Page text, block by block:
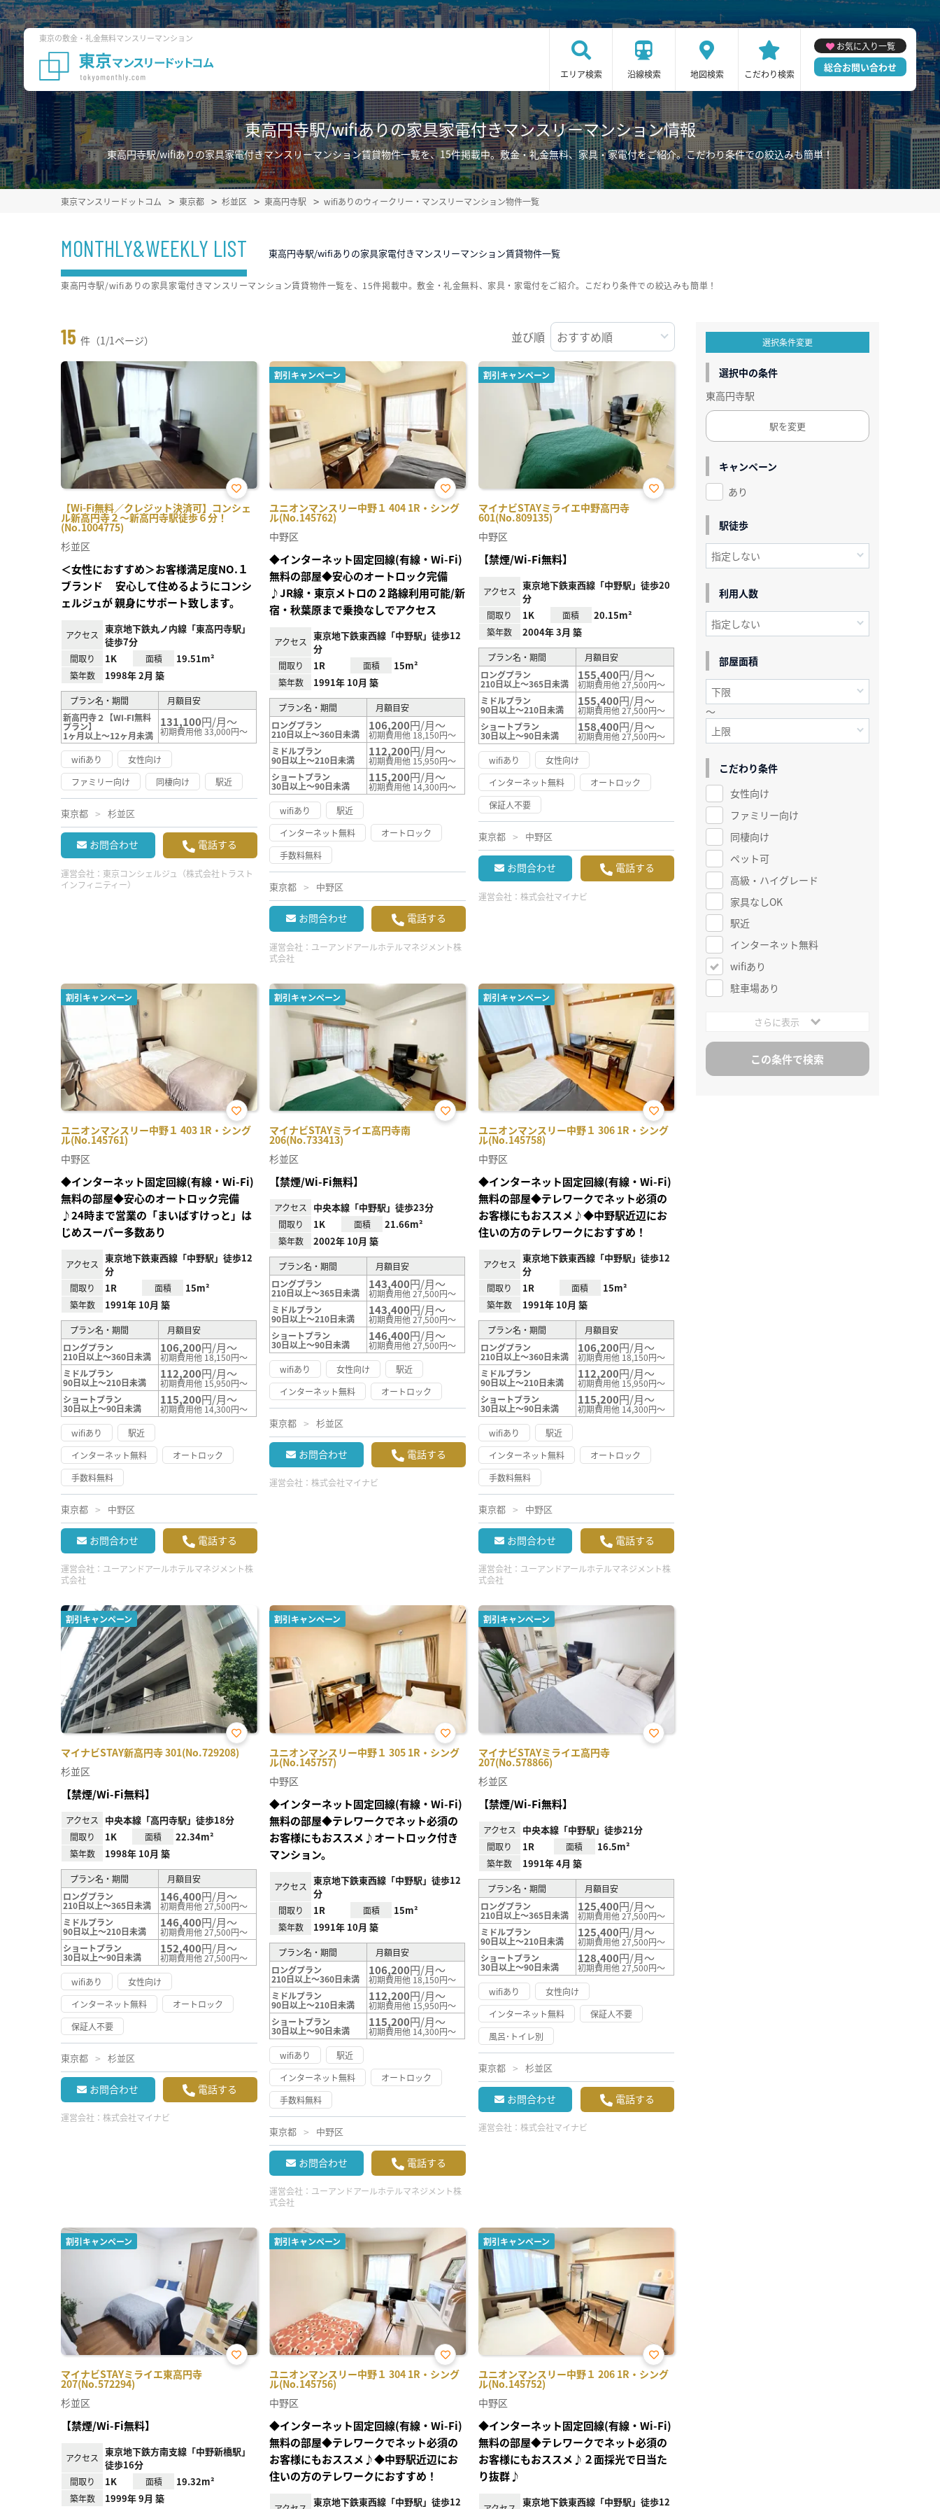
東京の敷金・礼金無料マンスリーマンション
エリア検索 沿線検索 地図検索 こだわり検索
お気に入り一覧
総合お問い合わせ
東高円寺駅/wifiありの家具家電付きマンスリーマンション情報
東高円寺駅/wifiありの家具家電付きマンスリーマンション賃貸物件一覧を、15件掲載中。敷金・礼金無料、家具・家電付をご紹介。こだわり条件での絞込みも簡単！
東京マンスリードットコム 東京都 杉並区 東高円寺駅 wifiありのウィークリー・マンスリーマンション物件一覧
MONTHLY&WEEKLY LIST 東高円寺駅/wifiありの家具家電付きマンスリーマンション賃貸物件一覧
15 件（1/1ページ） 並び順
【Wi-Fi無料／クレジット決済可】コンシェ
ル新高円寺２～新高円寺駅徒歩６分！
(No.1004775)
お気
に入
杉並区
＜女性におすすめ＞お客様満足度NO.１
ブランド 安心して住めるようにコンシ
ェルジュが 親身にサポート致します。
アクセス
東京地下鉄丸ノ内線「東高円寺駅」
徒歩7分
間取り 1K 面積 19.51m²
築年数 1998年 2月 築
プラン名・期間
月額目安
新高円寺２【WI-FI無料
プラン】
1ヶ月以上～12ヶ月未満
131,100円/月～
初期費用他 33,000円～
wifiあり
女性向け
ファミリー向け
同棲向け 駅近
東京都 杉並区
お問合わせ 電話する
運営会社： 東京コンシェルジュ（株式会社トラスト
インフィニティー）
割引キャンペーン
ユニオンマンスリー中野１ 404 1R・シング
ル(No.145762)
お気
に入
中野区
◆インターネット固定回線(有線・Wi-Fi)
無料の部屋◆安心のオートロック完備
♪JR線・東京メトロの２路線利用可能/新
宿・秋葉原まで乗換なしでアクセス
アクセス
東京地下鉄東西線「中野駅」徒歩12
分
間取り 1R 面積 15m²
築年数 1991年 10月 築
プラン名・期間
月額目安
ロングプラン
210日以上～360日未満
106,200円/月～
初期費用他 18,150円～
ミドルプラン
90日以上～210日未満
112,200円/月～
初期費用他 15,950円～
ショートプラン
30日以上～90日未満
115,200円/月～
初期費用他 14,300円～
wifiあり
駅近
インターネット無料
オートロック
手数料無料
東京都 中野区
お問合わせ 電話する
運営会社： ユーアンドアールホテルマネジメント株
式会社
割引キャンペーン
マイナビSTAYミライエ中野高円寺
601(No.809135)
お気
中野区
【禁煙/Wi-Fi無料】
アクセス
東京地下鉄東西線「中野駅」徒歩20
分
間取り 1K 面積 20.15m²
築年数 2004年 3月 築
プラン名・期間
月額目安
ロングプラン
210日以上～365日未満
155,400円/月～
初期費用他 27,500円～
ミドルプラン
90日以上～210日未満
155,400円/月～
初期費用他 27,500円～
ショートプラン
30日以上～90日未満
158,400円/月～
初期費用他 27,500円～
wifiあり
女性向け
インターネット無料
オートロック
保証人不要
東京都 中野区
お問合わせ 電話する
運営会社： 株式会社マイナビ
割引キャンペーン
ユニオンマンスリー中野１ 403 1R・シング
ル(No.145761)
お気
に入
中野区
◆インターネット固定回線(有線・Wi-Fi)
無料の部屋◆安心のオートロック完備
♪24時まで営業の「まいばすけっと」は
じめスーパー多数あり
アクセス
東京地下鉄東西線「中野駅」徒歩12
分
間取り 1R 面積 15m²
築年数 1991年 10月 築
プラン名・期間
月額目安
ロングプラン
210日以上～360日未満
106,200円/月～
初期費用他 18,150円～
ミドルプラン
90日以上～210日未満
112,200円/月～
初期費用他 15,950円～
ショートプラン
30日以上～90日未満
115,200円/月～
初期費用他 14,300円～
wifiあり
駅近
インターネット無料
オートロック
手数料無料
東京都 中野区
お問合わせ 電話する
運営会社： ユーアンドアールホテルマネジメント株
式会社
割引キャンペーン
マイナビSTAYミライエ高円寺南
206(No.733413)
お気
杉並区
【禁煙/Wi-Fi無料】
アクセス 中央本線「中野駅」徒歩23分
間取り 1K 面積 21.66m²
築年数 2002年 10月 築
プラン名・期間
月額目安
ロングプラン
210日以上～365日未満
143,400円/月～
初期費用他 27,500円～
ミドルプラン
90日以上～210日未満
143,400円/月～
初期費用他 27,500円～
ショートプラン
30日以上～90日未満
146,400円/月～
初期費用他 27,500円～
wifiあり
女性向け
駅近
インターネット無料
オートロック
東京都 杉並区
お問合わせ 電話する
運営会社：株式会社マイナビ
割引キャンペーン
ユニオンマンスリー中野１ 306 1R・シング
ル(No.145758)
お気
に入
中野区
◆インターネット固定回線(有線・Wi-Fi)
無料の部屋◆テレワークでネット必須の
お客様にもおススメ♪◆中野駅近辺にお
住いの方のテレワークにおすすめ！
アクセス
東京地下鉄東西線「中野駅」徒歩12
分
間取り 1R 面積 15m²
築年数 1991年 10月 築
プラン名・期間
月額目安
ロングプラン
210日以上～360日未満
106,200円/月～
初期費用他 18,150円～
ミドルプラン
90日以上～210日未満
112,200円/月～
初期費用他 15,950円～
ショートプラン
30日以上～90日未満
115,200円/月～
初期費用他 14,300円～
wifiあり
駅近
インターネット無料
オートロック
手数料無料
東京都 中野区
お問合わせ 電話する
運営会社： ユーアンドアールホテルマネジメント株
式会社
割引キャンペーン
マイナビSTAY新高円寺 301(No.729208)
お気
に入
杉並区
【禁煙/Wi-Fi無料】
アクセス 中央本線「高円寺駅」徒歩18分
間取り 1K 面積 22.34m²
築年数 1998年 10月 築
プラン名・期間
月額目安
ロングプラン
210日以上～365日未満
146,400円/月～
初期費用他 27,500円～
ミドルプラン
90日以上～210日未満
146,400円/月～
初期費用他 27,500円～
ショートプラン
30日以上～90日未満
152,400円/月～
初期費用他 27,500円～
wifiあり
女性向け
インターネット無料
オートロック
保証人不要
東京都 杉並区
お問合わせ 電話する
運営会社： 株式会社マイナビ
割引キャンペーン
ユニオンマンスリー中野１ 305 1R・シング
ル(No.145757)
お気
に入
中野区
◆インターネット固定回線(有線・Wi-Fi)
無料の部屋◆テレワークでネット必須の
お客様にもおススメ♪オートロック付き
マンション。
アクセス
東京地下鉄東西線「中野駅」徒歩12
分
間取り 1R 面積 15m²
築年数 1991年 10月 築
プラン名・期間
月額目安
ロングプラン
210日以上～360日未満
106,200円/月～
初期費用他 18,150円～
ミドルプラン
90日以上～210日未満
112,200円/月～
初期費用他 15,950円～
ショートプラン
30日以上～90日未満
115,200円/月～
初期費用他 14,300円～
wifiあり
駅近
インターネット無料
オートロック
手数料無料
東京都 中野区
お問合わせ 電話する
運営会社： ユーアンドアールホテルマネジメント株
式会社
割引キャンペーン
マイナビSTAYミライエ高円寺
207(No.578866)
お気
杉並区
【禁煙/Wi-Fi無料】
アクセス 中央本線「中野駅」徒歩21分
間取り 1R 面積 16.5m²
築年数 1991年 4月 築
プラン名・期間
月額目安
ロングプラン
210日以上～365日未満
125,400円/月～
初期費用他 27,500円～
ミドルプラン
90日以上～210日未満
125,400円/月～
初期費用他 27,500円～
ショートプラン
30日以上～90日未満
128,400円/月～
初期費用他 27,500円～
wifiあり
女性向け
インターネット無料
保証人不要
風呂･トイレ別
東京都 杉並区
お問合わせ 電話する
運営会社： 株式会社マイナビ
割引キャンペーン
マイナビSTAYミライエ東高円寺
207(No.572294)
お気
杉並区
【禁煙/Wi-Fi無料】
アクセス 東京地下鉄方南支線「中野新橋駅」
徒歩16分
間取り 1K 面積 19.32m²
築年数 1999年 9月 築
割引キャンペーン
ユニオンマンスリー中野１ 304 1R・シング
ル(No.145756)
お気
に入
中野区
◆インターネット固定回線(有線・Wi-Fi)
無料の部屋◆テレワークでネット必須の
お客様にもおススメ♪◆中野駅近辺にお
住いの方のテレワークにおすすめ！
東京地下鉄東西線「中野駅」徒歩12
割引キャンペーン
ユニオンマンスリー中野１ 206 1R・シング
ル(No.145752)
お気
に入
中野区
◆インターネット固定回線(有線・Wi-Fi)
無料の部屋◆テレワークでネット必須の
お客様にもおススメ♪２面採光で日当た
り抜群♪
東京地下鉄東西線「中野駅」徒歩12
東高円寺駅/wifiありの家具家電付きマンスリーマンション賃貸物件一覧を、15件掲載中。敷金・礼金無料、家具・家電付をご紹介。こだわり条件での絞込みも簡単！
選択条件変更
選択中の条件
東高円寺駅
駅を変更
キャンペーン
あり
駅徒歩
利用人数
部屋面積
～
こだわり条件
女性向け
ファミリー向け
同棲向け
ペット可
高級・ハイグレード
家具なしOK
駅近
インターネット無料
wifiあり
駐車場あり
さらに表示